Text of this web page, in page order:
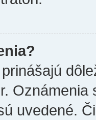
Oznámenia
uvedené.